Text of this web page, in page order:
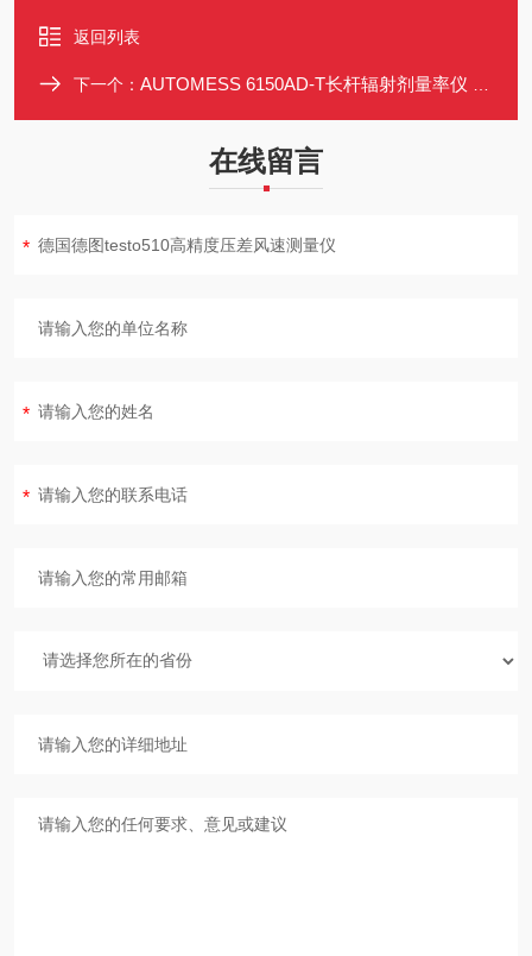
返回列表
下一个： AUTOMESS 6150AD-T长杆辐射剂量率仪 支持远距100米电缆连接 αβγX
在线留言